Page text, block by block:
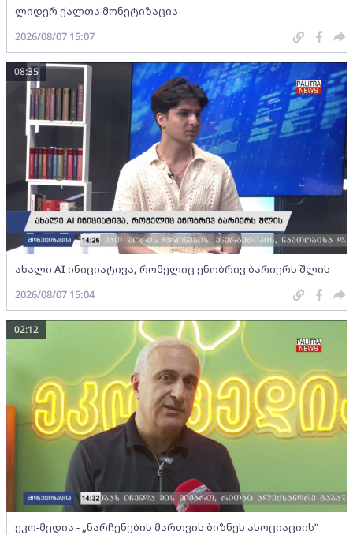
ლიდერ ქალთა მონეტიზაცია
2026/08/07 15:07
ახალი AI ინიციატივა, რომელიც ენობრივ ბარიერს შლის
08:35
2026/08/07 15:04
ეკო-მედია - „ნარჩენების მართვის ბიზნეს ასოციაციის”
02:12